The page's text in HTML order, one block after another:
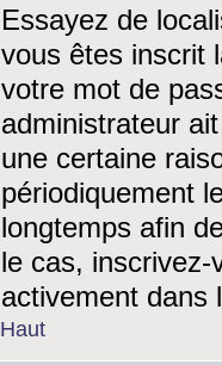
Essayez de
vous êtes inscrit
votre mot de
administrateur
une certaine
périodiquement
longtemps afin
le cas, inscrivez-
activement dans
Haut